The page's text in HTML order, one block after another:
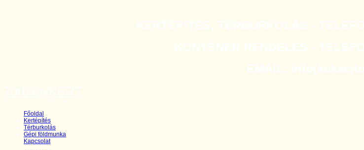
Főoldal
Kertépítés
Térburkolás
Gépi földmunka
Kapcsolat